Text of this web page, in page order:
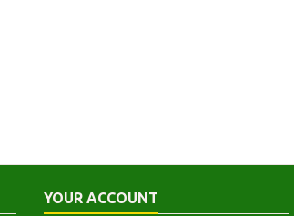
YOUR ACCOUNT